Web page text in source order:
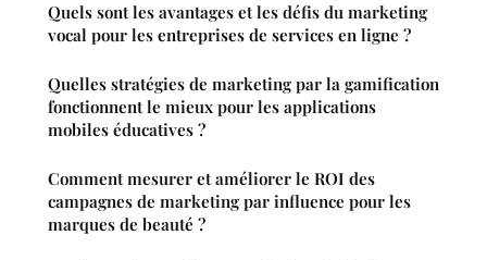
Quels sont les avantages et les défis du marketing
vocal pour les entreprises de services en ligne ?
Quelles stratégies de marketing par la gamification
fonctionnent le mieux pour les applications
mobiles éducatives ?
Comment mesurer et améliorer le ROI des
campagnes de marketing par influence pour les
marques de beauté ?